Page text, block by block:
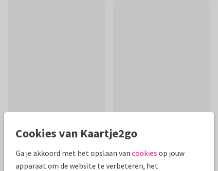
Cookies van Kaartje2go
Ga je akkoord met het opslaan van cookies op jouw
apparaat om de website te verbeteren, het